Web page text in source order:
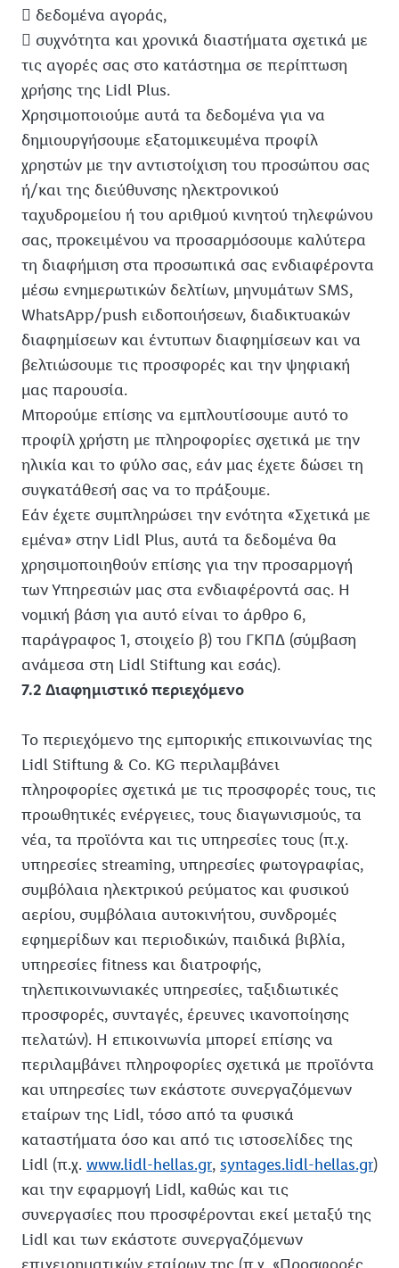
 δεδομένα αγοράς,
 συχνότητα και χρονικά διαστήματα σχετικά με
τις αγορές σας στο κατάστημα σε περίπτωση
χρήσης της Lidl Plus.
Χρησιμοποιούμε αυτά τα δεδομένα για να
δημιουργήσουμε εξατομικευμένα προφίλ
χρηστών με την αντιστοίχιση του προσώπου σας
ή/και της διεύθυνσης ηλεκτρονικού
ταχυδρομείου ή του αριθμού κινητού τηλεφώνου
σας, προκειμένου να προσαρμόσουμε καλύτερα
τη διαφήμιση στα προσωπικά σας ενδιαφέροντα
μέσω ενημερωτικών δελτίων, μηνυμάτων SMS,
WhatsApp/push ειδοποιήσεων, διαδικτυακών
διαφημίσεων και έντυπων διαφημίσεων και να
βελτιώσουμε τις προσφορές και την ψηφιακή
μας παρουσία.
Μπορούμε επίσης να εμπλουτίσουμε αυτό το
προφίλ χρήστη με πληροφορίες σχετικά με την
ηλικία και το φύλο σας, εάν μας έχετε δώσει τη
συγκατάθεσή σας να το πράξουμε.
Εάν έχετε συμπληρώσει την ενότητα «Σχετικά με
εμένα» στην Lidl Plus, αυτά τα δεδομένα θα
χρησιμοποιηθούν επίσης για την προσαρμογή
των Υπηρεσιών μας στα ενδιαφέροντά σας. Η
νομική βάση για αυτό είναι το άρθρο 6,
παράγραφος 1, στοιχείο β) του ΓΚΠΔ (σύμβαση
ανάμεσα στη Lidl Stiftung και εσάς).
7.2 Διαφημιστικό περιεχόμενο
Το περιεχόμενο της εμπορικής επικοινωνίας της
Lidl Stiftung & Co. KG περιλαμβάνει
πληροφορίες σχετικά με τις προσφορές τους, τις
προωθητικές ενέργειες, τους διαγωνισμούς, τα
νέα, τα προϊόντα και τις υπηρεσίες τους (π.χ.
υπηρεσίες streaming, υπηρεσίες φωτογραφίας,
συμβόλαια ηλεκτρικού ρεύματος και φυσικού
αερίου, συμβόλαια αυτοκινήτου, συνδρομές
εφημερίδων και περιοδικών, παιδικά βιβλία,
υπηρεσίες fitness και διατροφής,
τηλεπικοινωνιακές υπηρεσίες, ταξιδιωτικές
προσφορές, συνταγές, έρευνες ικανοποίησης
πελατών). Η επικοινωνία μπορεί επίσης να
περιλαμβάνει πληροφορίες σχετικά με προϊόντα
και υπηρεσίες των εκάστοτε συνεργαζόμενων
εταίρων της Lidl, τόσο από τα φυσικά
καταστήματα όσο και από τις ιστοσελίδες της
Lidl (π.χ. www.lidl-hellas.gr, syntages.lidl-hellas.gr)
και την εφαρμογή Lidl, καθώς και τις
συνεργασίες που προσφέρονται εκεί μεταξύ της
Lidl και των εκάστοτε συνεργαζόμενων